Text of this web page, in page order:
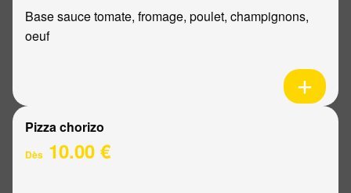
Base sauce tomate, fromage, poulet, champignons,
oeuf
Pizza chorizo
Dès 10.00 €